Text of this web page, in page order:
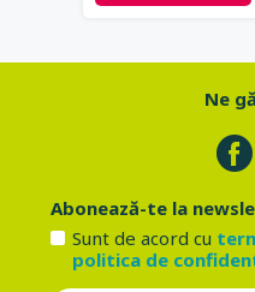
Ne
Abonează-te la
Sunt de acord cu
politica de